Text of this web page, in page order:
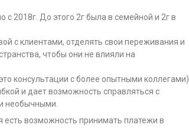
с 2018г. До этого 2г была в семейной и 2г в
с клиентами, отделять свои переживания и
чтобы они не влияли на
консультации с более опытными коллегами).
и дает возможность справляться с
необычными.
есть возможность принимать платежи в